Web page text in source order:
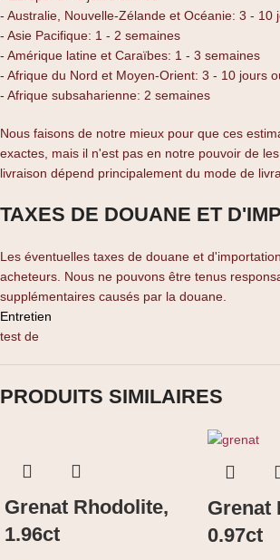
- Australie, Nouvelle-Zélande et Océanie: 3 - 10
- Asie Pacifique: 1 - 2 semaines
- Amérique latine et Caraïbes: 1 - 3 semaines
- Afrique du Nord et Moyen-Orient: 3 - 10 jours
- Afrique subsaharienne: 2 semaines
Nous faisons de notre mieux pour que ces
exactes, mais il n'est pas en notre pouvoir de
livraison dépend principalement du mode de
TAXES DE DOUANE ET
Les éventuelles taxes de douane et
acheteurs. Nous ne pouvons être tenus
supplémentaires causés par la douane.
Entretien
test de
PRODUITS SIMILAIRES
Grenat Rhodolite,
1.96ct
Grenat
0.97ct